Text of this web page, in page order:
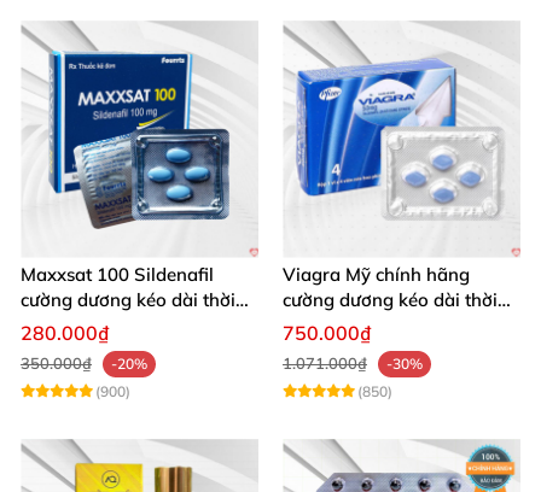
Maxxsat 100 Sildenafil
cường dương kéo dài thời
gian cho nam
280.000₫
350.000₫
-20%
(900)
Viagra Mỹ chính hãng
cường dương kéo dài thời
gian nhập khẩu
750.000₫
1.071.000₫
-30%
(850)